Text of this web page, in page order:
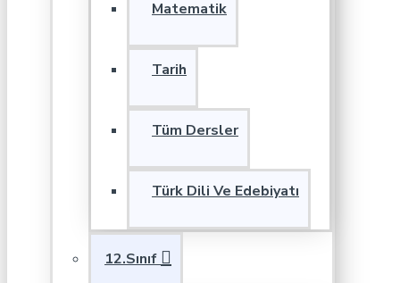
Matematik
Tarih
Tüm Dersler
Türk Dili Ve Edebiyatı
12.Sınıf